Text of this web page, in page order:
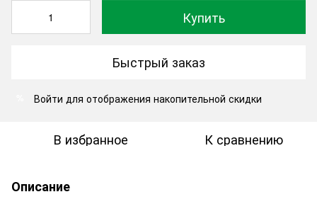
Купить
Быстрый заказ
Войти для отображения накопительной скидки
В избранное К сравнению
Описание